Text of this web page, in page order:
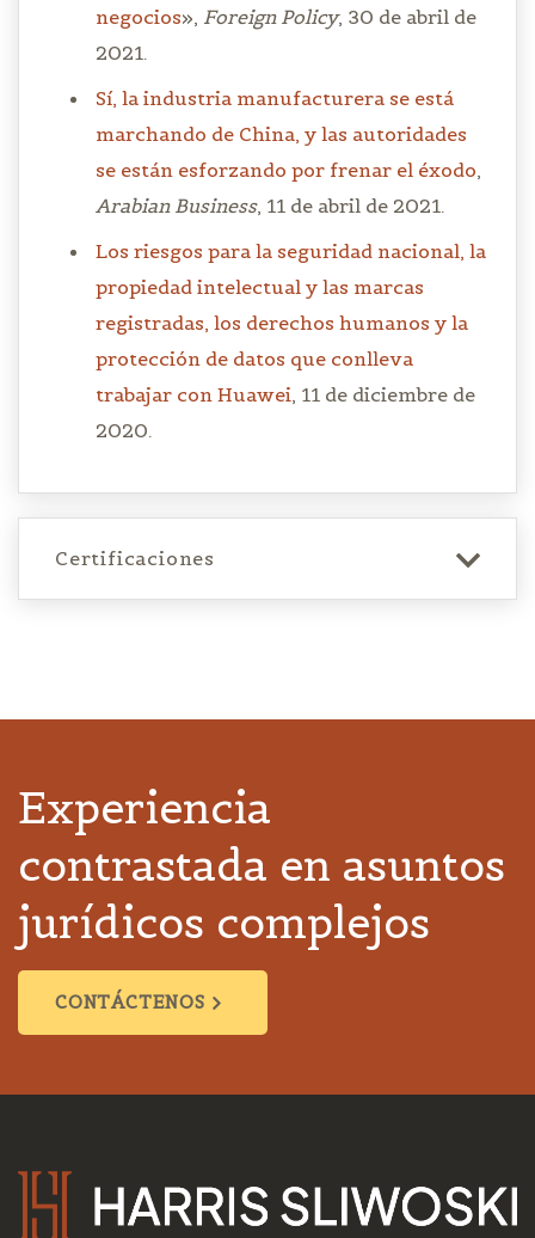
negocios», Foreign Policy, 30 de abril de
2021.
Sí, la industria manufacturera se está
marchando de China, y las autoridades
se están esforzando por frenar el éxodo,
Arabian Business, 11 de abril de 2021.
Los riesgos para la seguridad nacional, la
propiedad intelectual y las marcas
registradas, los derechos humanos y la
protección de datos que conlleva
trabajar con Huawei, 11 de diciembre de
2020.
Certificaciones
Experiencia
contrastada en asuntos
jurídicos complejos
CONTÁCTENOS